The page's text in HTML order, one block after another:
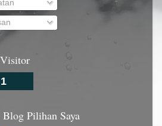
1
Blog Pilihan Saya